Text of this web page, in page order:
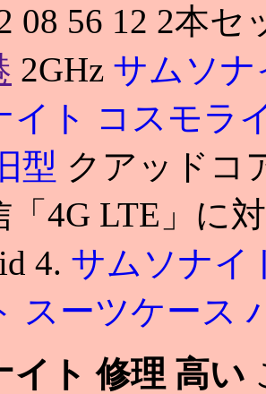
08 56 12 2本
2GHz サムソ
イト コスモラ
型 クアッドコ
「4G LTE」に
4. サムソナイ
スーツケース
イト 修理 高い